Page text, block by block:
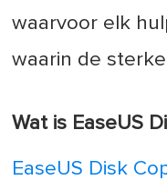
waarvoor elk
waarin de
Wat is EaseUS
EaseUS Disk